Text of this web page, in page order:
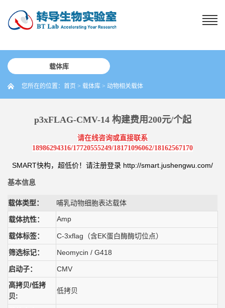
载体库
您所在的位置： 首页 > 载体库 > 动物相关载体
p3xFLAG-CMV-14 构建费用200元/个起
请在线咨询或直接联系
18986294316/17720555249/18171096062/18162567170
SMART快构，超低价！请注册登录 http://smart.jushengwu.com/
基本信息
载体类型： 哺乳动物细胞表达载体
载体抗性： Amp
载体标签： C-3xflag （含EK蛋白酶酶切位点）
筛选标记： Neomycin / G418
启动子：
CMV
高拷贝/低拷
贝:
低拷贝